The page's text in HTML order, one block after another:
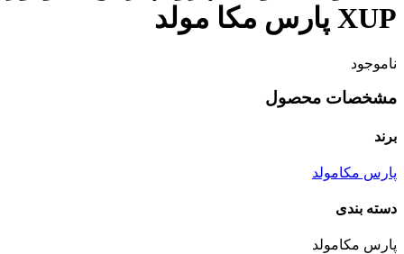
XUP پارس مکا مولد
ناموجود
مشخصات محصول
برند
پارس مکامولد
دسته بندی
پارس مکامولد